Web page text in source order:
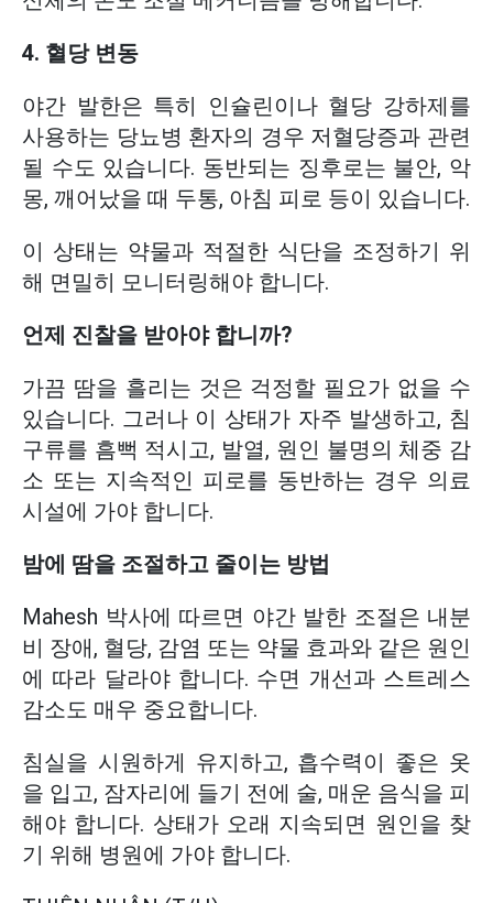
4. 혈당 변동
야간 발한은 특히 인슐린이나 혈당 강하제를
사용하는 당뇨병 환자의 경우 저혈당증과 관련
될 수도 있습니다. 동반되는 징후로는 불안, 악
몽, 깨어났을 때 두통, 아침 피로 등이 있습니다.
이 상태는 약물과 적절한 식단을 조정하기 위
해 면밀히 모니터링해야 합니다.
언제 진찰을 받아야 합니까?
가끔 땀을 흘리는 것은 걱정할 필요가 없을 수
있습니다. 그러나 이 상태가 자주 발생하고, 침
구류를 흠뻑 적시고, 발열, 원인 불명의 체중 감
소 또는 지속적인 피로를 동반하는 경우 의료
시설에 가야 합니다.
밤에 땀을 조절하고 줄이는 방법
Mahesh 박사에 따르면 야간 발한 조절은 내분
비 장애, 혈당, 감염 또는 약물 효과와 같은 원인
에 따라 달라야 합니다. 수면 개선과 스트레스
감소도 매우 중요합니다.
침실을 시원하게 유지하고, 흡수력이 좋은 옷
을 입고, 잠자리에 들기 전에 술, 매운 음식을 피
해야 합니다. 상태가 오래 지속되면 원인을 찾
기 위해 병원에 가야 합니다.